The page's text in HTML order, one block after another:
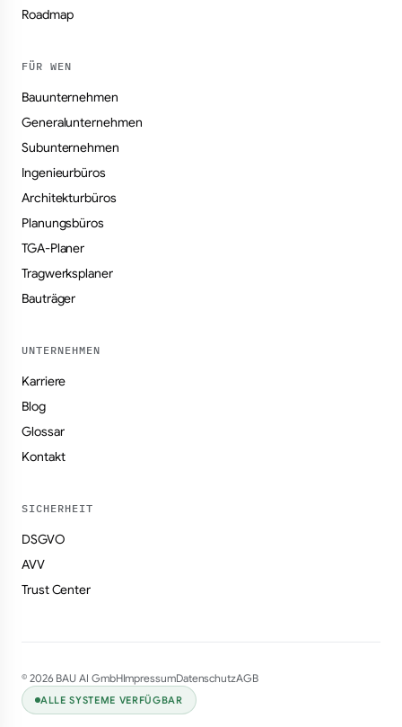
Roadmap
FÜR WEN
Bauunternehmen
Generalunternehmen
Subunternehmen
Ingenieurbüros
Architekturbüros
Planungsbüros
TGA-Planer
Tragwerksplaner
Bauträger
UNTERNEHMEN
Karriere
Blog
Glossar
Kontakt
SICHERHEIT
DSGVO
AVV
Trust Center
© 2026 BAU AI GmbHImpressumDatenschutzAGB
ALLE SYSTEME VERFÜGBAR